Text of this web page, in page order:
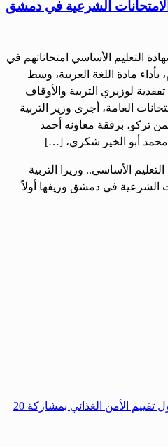
الشرعية في دمشق
التعليم الأساسي امتحاناتهم في
مادة اللغة العربية، وسط
لوزيري التربية والأوقاف
العامة، أجرى وزير التربية
تركو، برفقة معاونه أحمد
محمد أبو الخير شكري، […]
الأساسي.. وزيرا التربية
الشرعية في دمشق وريفها أولاً